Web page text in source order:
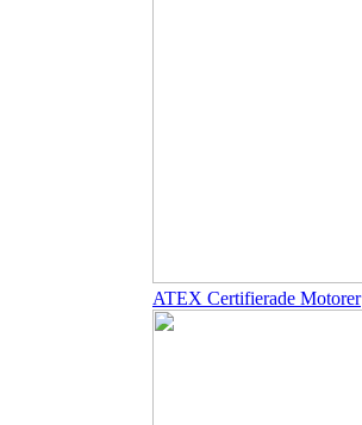
ATEX Certifierade Motorer